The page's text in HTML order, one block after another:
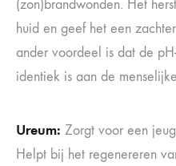
(zon)brandwonden. Het
huid en geef het een
ander voordeel is dat de
identiek is aan de
Ureum: Zorgt voor een
Helpt bij het regenereren